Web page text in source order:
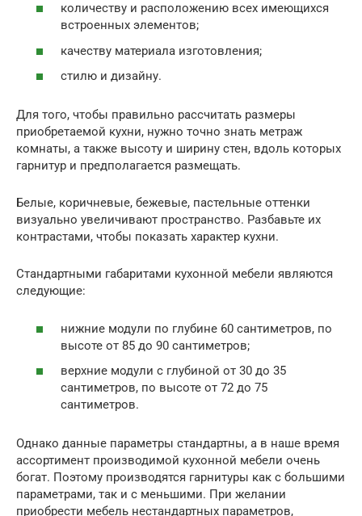
количеству и расположению всех имеющихся
встроенных элементов;
качеству материала изготовления;
стилю и дизайну.
Для того, чтобы правильно рассчитать размеры
приобретаемой кухни, нужно точно знать метраж
комнаты, а также высоту и ширину стен, вдоль которых
гарнитур и предполагается размещать.
Белые, коричневые, бежевые, пастельные оттенки
визуально увеличивают пространство. Разбавьте их
контрастами, чтобы показать характер кухни.
Стандартными габаритами кухонной мебели являются
следующие:
нижние модули по глубине 60 сантиметров, по
высоте от 85 до 90 сантиметров;
верхние модули с глубиной от 30 до 35
сантиметров, по высоте от 72 до 75
сантиметров.
Однако данные параметры стандартны, а в наше время
ассортимент производимой кухонной мебели очень
богат. Поэтому производятся гарнитуры как с большими
параметрами, так и с меньшими. При желании
приобрести мебель нестандартных параметров,